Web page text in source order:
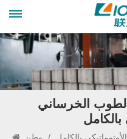
الخرساني
بالكامل